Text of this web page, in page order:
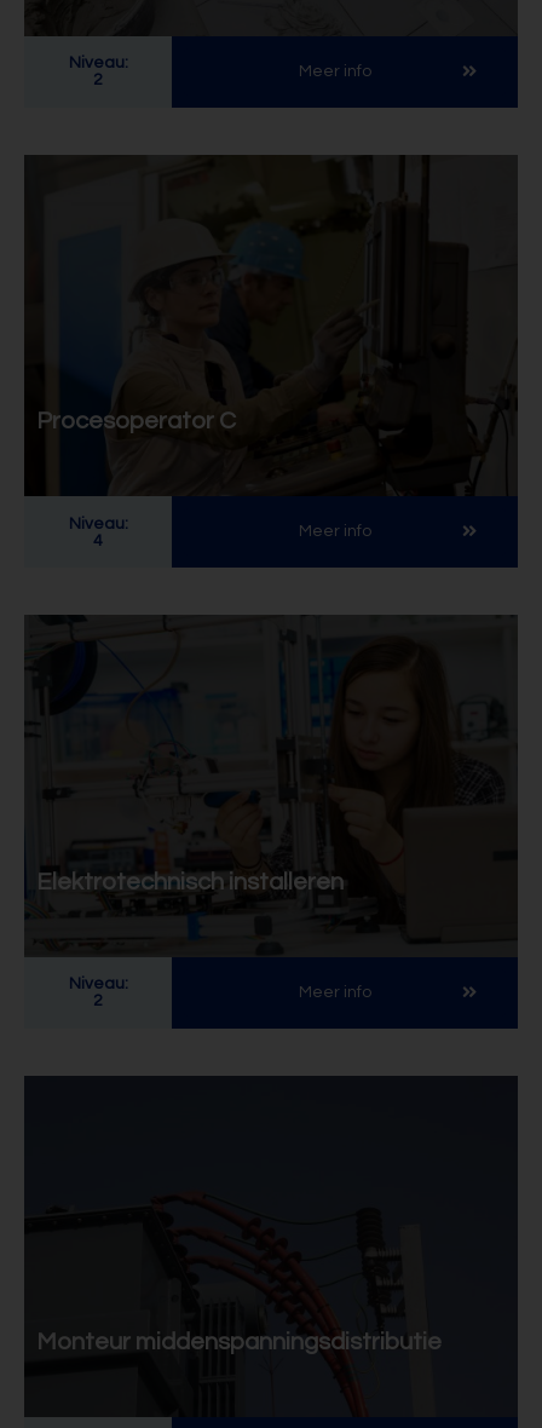
Niveau:
2
Meer info
Procesoperator C
Niveau:
4
Meer info
Elektrotechnisch installeren
Niveau:
2
Meer info
Monteur middenspanningsdistributie